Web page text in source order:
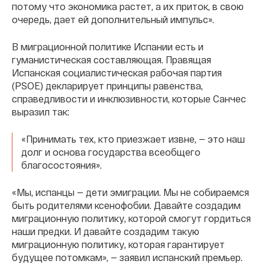
потому что экономика растет, а их приток, в свою
очередь, дает ей дополнительный импульс».
В миграционной политике Испании есть и
гуманистическая составляющая. Правящая
Испанская социалистическая рабочая партия
(PSOE) декларирует принципы равенства,
справедливости и инклюзивности, которые Санчес
выразил так:
«Принимать тех, кто приезжает извне, — это наш
долг и основа государства всеобщего
благосостояния».
«Мы, испанцы — дети эмиграции. Мы не собираемся
быть родителями ксенофобии. Давайте создадим
миграционную политику, которой смогут гордиться
наши предки. И давайте создадим такую
миграционную политику, которая гарантирует
будущее потомкам», — заявил испанский премьер.